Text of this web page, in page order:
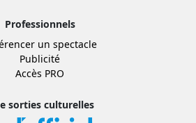
Professionnels
un spectacle
Publicité
Accès PRO
sorties culturelles